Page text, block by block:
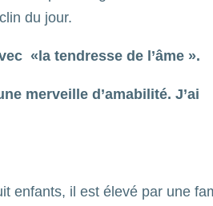
du jour.
«la tendresse de l’âme ».
merveille d’amabilité. J’ai
enfants, il est élevé par une